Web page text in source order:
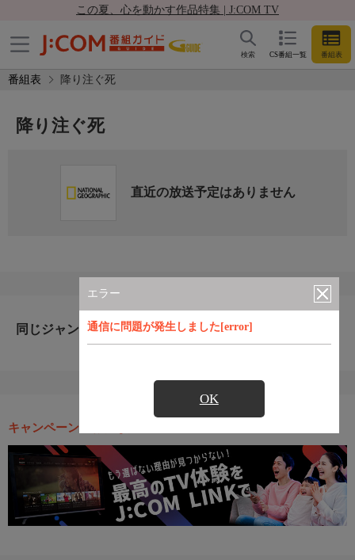
この夏、心を動かす作品特集 | J:COM TV
CS番組一覧 番組表
検索
番組表 降り注ぐ死
エラー
通信に問題が発生しました[error]
OK
降り注ぐ死
直近の放送予定はありません
同じジャンルのおすすめ番組
キャンペーン・お得な情報